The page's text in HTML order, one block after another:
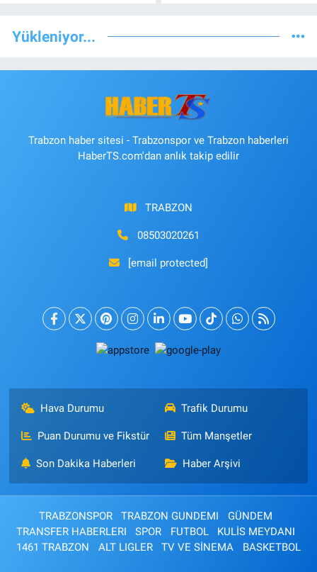
Yükleniyor...
Trabzon haber sitesi - Trabzonspor ve Trabzon haberleri
HaberTS.com'dan anlık takip edilir
TRABZON
08503020261
[email protected]
Hava Durumu Trafik Durumu
Puan Durumu ve Fikstür Tüm Manşetler
Son Dakika Haberleri Haber Arşivi
TRABZONSPOR TRABZON GUNDEMI
GÜNDEM
TRANSFER HABERLERI
SPOR FUTBOL
KULİS MEYDANI
1461 TRABZON
ALT LIGLER TV VE SİNEMA BASKETBOL